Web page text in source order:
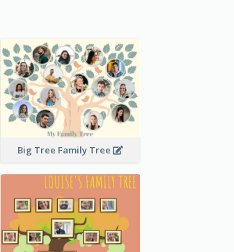
Big Tree Family Tree